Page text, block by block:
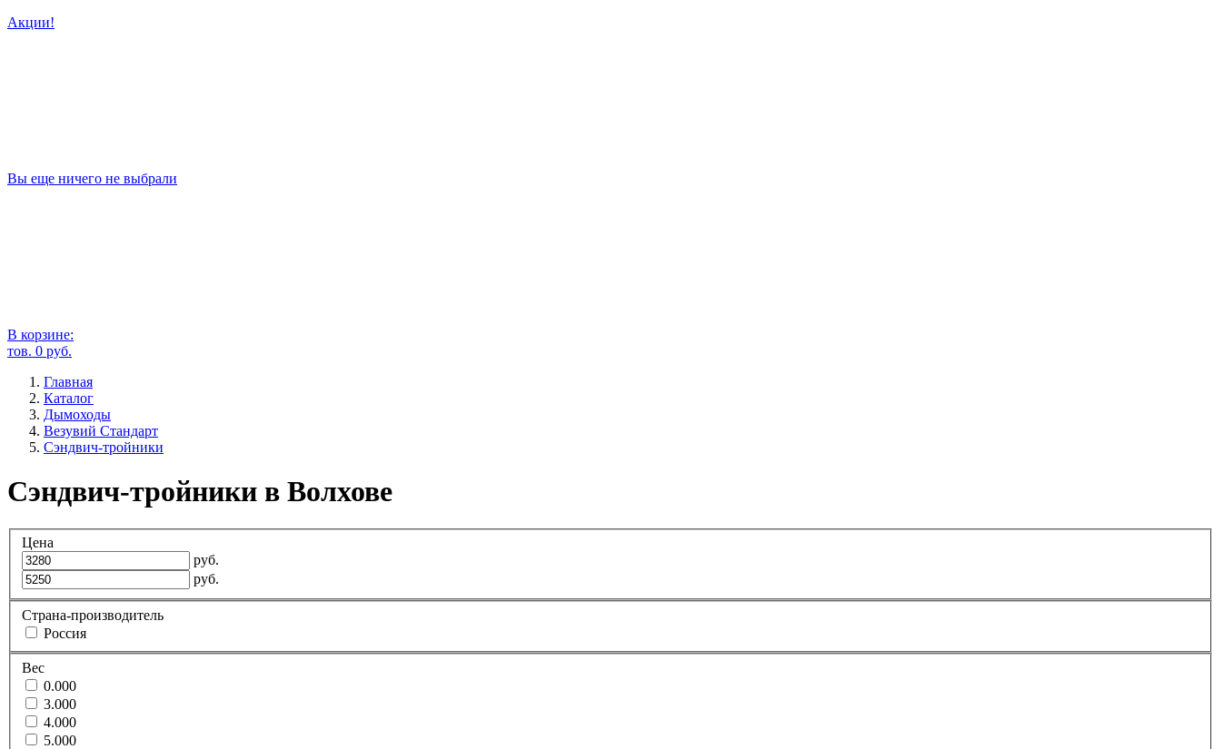
Акции!
Вы еще ничего не выбрали
В корзине:
тов. 0 руб.
Главная
Каталог
Дымоходы
Везувий Стандарт
Сэндвич-тройники
Сэндвич-тройники в Волхове
Цена
руб.
руб.
Страна-производитель
Россия
Вес
0.000
3.000
4.000
5.000